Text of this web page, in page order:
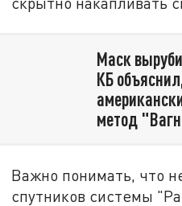
Маск
КБ
метод
Важно понимать, что
спутников системы